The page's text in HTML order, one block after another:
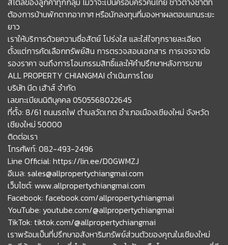
ต้องการบ้านพักตากอากาศ หรือนักลงทุนที่มองหาผลตอบแทนระยะ
ยาว
เราให้บริการด้วยความซื่อสัตย์ โปร่งใส และใส่ใจทุกรายละเอียด
ตั้งแต่การคัดเลือกทรัพย์สิน การตรวจสอบเอกสาร การเจรจาต่อ
รองราคา จนถึงการโอนกรรมสิทธิ์และให้คำปรึกษาหลังการขาย
ALL PROPERTY CHIANGMAI ดำเนินการโดย
บริษัท นีด เฮ้าส์ จำกัด
เลขทะเบียนนิติบุคคล 0505568022645
ที่ตั้ง: 8/61 ถนนรถไฟ ตำบลวัดเกต อำเภอเมืองเชียงใหม่ จังหวัด
เชียงใหม่ 50000
ติดต่อเรา
โทรศัพท์: 082-493-2496
Line Official: https://lin.ee/D0GWMZJ
อีเมล: sales@allpropertychiangmai.com
เว็บไซต์: www.allpropertychiangmai.com
Facebook: facebook.com/allpropertychiangmai
YouTube: youtube.com/@allpropertychiangmai
TikTok: tiktok.com/@allpropertychiangmai
เราพร้อมเป็นที่ปรึกษาอสังหาริมทรัพย์ส่วนตัวของคุณในเชียงใหม่